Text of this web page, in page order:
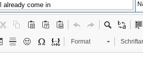
Format